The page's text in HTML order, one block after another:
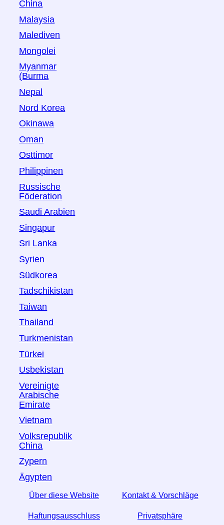
China
Malaysia
Malediven
Mongolei
Myanmar
(Burma
Nepal
Nord Korea
Okinawa
Oman
Osttimor
Philippinen
Russische
Föderation
Saudi Arabien
Singapur
Sri Lanka
Syrien
Südkorea
Tadschikistan
Taiwan
Thailand
Turkmenistan
Türkei
Usbekistan
Vereinigte
Arabische
Emirate
Vietnam
Volksrepublik
China
Zypern
Ägypten
Über diese Website Kontakt & Vorschläge
Haftungsausschluss Privatsphäre